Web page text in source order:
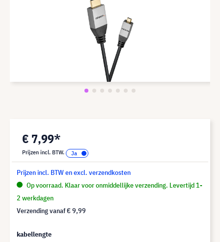
€ 7,99*
Prijzen incl. BTW.
Prijzen incl. BTW en excl. verzendkosten
Op voorraad. Klaar voor onmiddellijke verzending. Levertijd 1-
2 werkdagen
Verzending vanaf€ 9,99
kabellengte